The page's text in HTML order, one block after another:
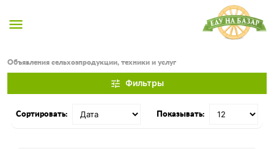
menu
Объявления сельхозпродукции, техники и услуг
tune Фильтры
Сортировать: Показывать: